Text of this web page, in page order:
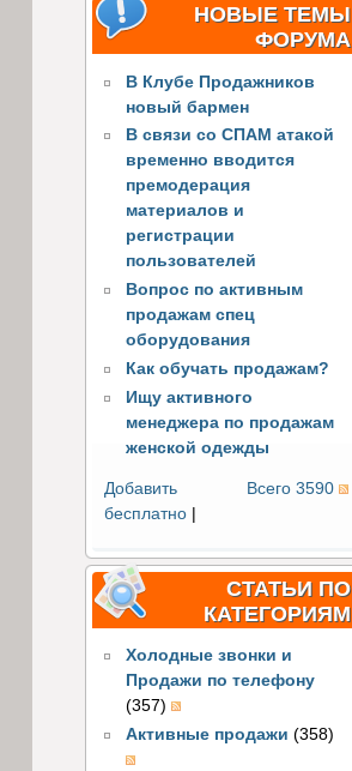
НОВЫЕ ТЕМЫ
ФОРУМА
В Клубе Продажников
новый бармен
В связи со СПАМ атакой
временно вводится
премодерация
материалов и
регистрации
пользователей
Вопрос по активным
продажам спец
оборудования
Как обучать продажам?
Ищу активного
менеджера по продажам
женской одежды
Всего 3590
Добавить
бесплатно|
СТАТЬИ ПО
КАТЕГОРИЯМ
Холодные звонки и
Продажи по телефону
(357)
Активные продажи (358)